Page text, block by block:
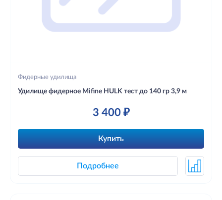
Фидерные удилища
Удилище фидерное Mifine HULK тест до 140 гр 3,9 м
3 400 ₽
Купить
Подробнее